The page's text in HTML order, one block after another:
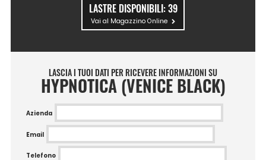
LASTRE DISPONIBILI:39
Vai al Magazzino Online
LASCIA I TUOI DATI PER RICEVERE INFORMAZIONI SU
HYPNOTICA (VENICE BLACK)
Azienda
Email
Telefono